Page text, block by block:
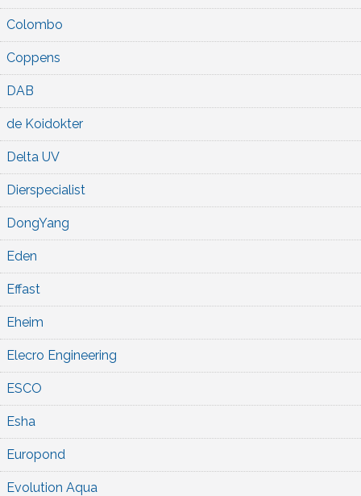
Colombo
Coppens
DAB
de Koidokter
Delta UV
Dierspecialist
DongYang
Eden
Effast
Eheim
Elecro Engineering
ESCO
Esha
Europond
Evolution Aqua